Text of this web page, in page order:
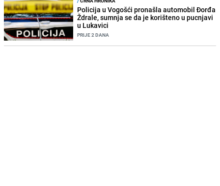
Policija u Vogošći pronašla automobil Đorđa
Ždrale, sumnja se da je korišteno u pucnjavi
u Lukavici
PRIJE 2 DANA